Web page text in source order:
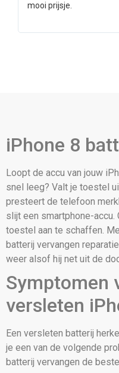
mooi prijsje.
iPhone 8
Loopt de accu van jouw
snel leeg? Valt je toestel
presteert de telefoon
slijt een smartphone-
toestel aan te schaffen.
batterij vervangen
weer alsof hij net uit de
Symptomen
versleten
Een versleten batterij
je een van de volgende
batterij vervangen de